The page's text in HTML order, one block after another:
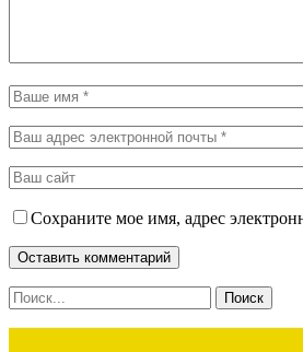
Сохраните мое имя, адрес